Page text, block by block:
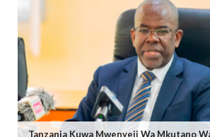
Tanzania Kuwa Mwenyeji Wa Mkutano